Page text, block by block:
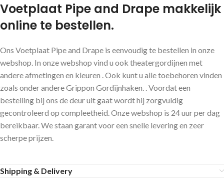
Voetplaat Pipe and Drape makkelijk
online te bestellen.
Ons Voetplaat Pipe and Drape is eenvoudig te bestellen in onze
webshop. In onze webshop vind u ook theatergordijnen met
andere afmetingen en kleuren . Ook kunt u alle toebehoren vinden
zoals onder andere Grippon Gordijnhaken. . Voordat een
bestelling bij ons de deur uit gaat wordt hij zorgvuldig
gecontroleerd op compleetheid. Onze webshop is 24 uur per dag
bereikbaar. We staan garant voor een snelle levering en zeer
scherpe prijzen.
Shipping & Delivery